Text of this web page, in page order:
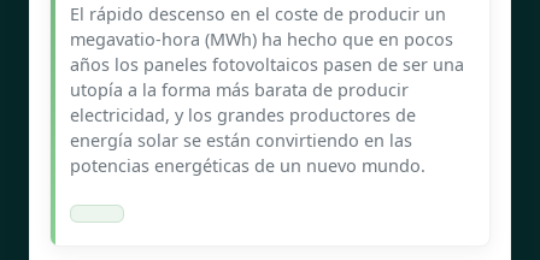
El rápido descenso en el coste de producir un
megavatio-hora (MWh) ha hecho que en pocos
años los paneles fotovoltaicos pasen de ser una
utopía a la forma más barata de producir
electricidad, y los grandes productores de
energía solar se están convirtiendo en las
potencias energéticas de un nuevo mundo.